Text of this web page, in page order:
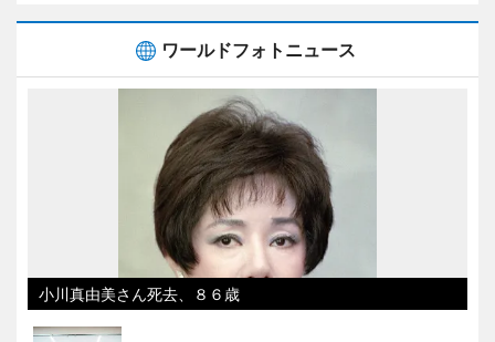
ワールドフォトニュース
小川真由美さん死去、８６歳